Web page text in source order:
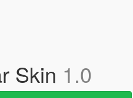
Skin 1.0